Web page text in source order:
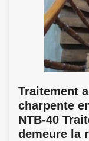
Traitement
charpente
NTB-40
demeure la